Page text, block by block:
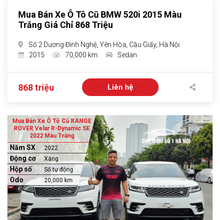
Mua Bán Xe Ô Tô Cũ BMW 520i 2015 Màu
Trắng Giá Chỉ 868 Triệu
Số 2 Dương Đình Nghệ, Yên Hòa, Cầu Giấy, Hà Nội
2015
70,000 km Sedan
868 triệu Liên hệ
Mua Bán Xe Ô Tô Cũ RANGE
ROVER Velar R-Dynamic SE
2022 Màu Trắng
Năm SX 2022
Động cơ Xăng
Hộp số Số tự động
Odo 20,000 km